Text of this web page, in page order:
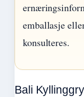
emballasje
konsulteres.
Bali